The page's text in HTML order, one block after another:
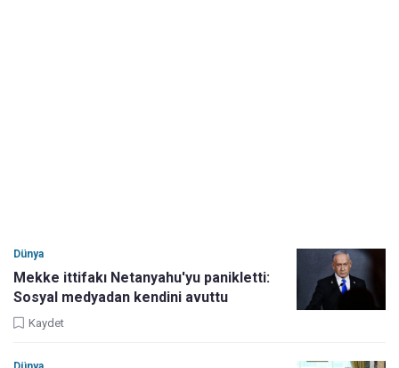
Dünya
Mekke ittifakı Netanyahu'yu panikletti:
Sosyal medyadan kendini avuttu
Kaydet